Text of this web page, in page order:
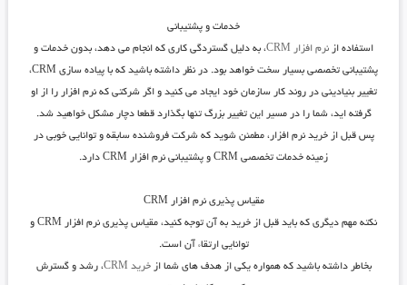
خدمات و پشتیبانی
استفاده از نرم افزار CRM
، به دلیل گستردگی کاری که انجام می دهد، بدون خدمات و
پشتیبانی تخصصی بسیار سخت خواهد بود. در نظر داشته باشید که با پیاده سازی CRM،
تغییر بنیادینی در روند کار سازمان خود ایجاد می کنید و اگر شرکتی که نرم افزار را از او
گرفته اید، شما را در مسیر این تغییر بزرگ تنها بگذارد قطعا دچار مشکل خواهید شد.
پس قبل از خرید نرم افزار، مطمئن شوید که شرکت فروشنده سابقه و توانایی خوبی در
زمینه خدمات تخصصی CRM و پشتیبانی نرم افزار CRM دارد.
مقیاس پذیری نرم افزار CRM
نکته مهم دیگری که باید قبل از خرید به آن توجه کنید، مقیاس پذیری نرم افزار CRM و
توانایی ارتقاء آن است.
بخاطر داشته باشید که همواره یکی از هدف های شما ازخرید CRM
، رشد و گسترش